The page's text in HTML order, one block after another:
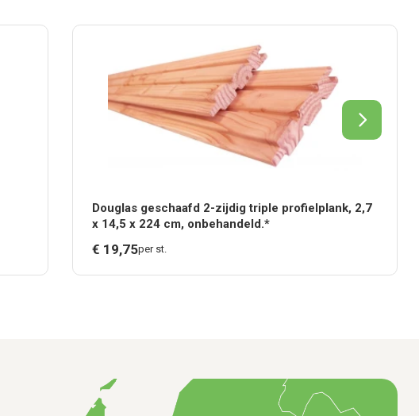
Douglas geschaafd 2-zijdig triple profielplank, 2,7
x 14,5 x 224 cm, onbehandeld.*
€ 19,75per st.